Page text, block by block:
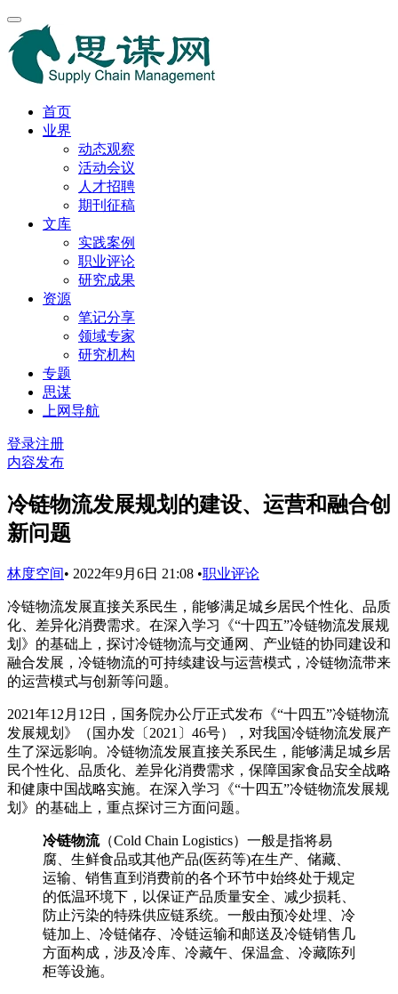
首页
业界
动态观察
活动会议
人才招聘
期刊征稿
文库
实践案例
职业评论
研究成果
资源
笔记分享
领域专家
研究机构
专题
思谋
上网导航
登录注册
内容发布
冷链物流发展规划的建设、运营和融合创
新问题
林度空间• 2022年9月6日 21:08 •职业评论
冷链物流发展直接关系民生，能够满足城乡居民个性化、品质
化、差异化消费需求。在深入学习《“十四五”冷链物流发展规
划》的基础上，探讨冷链物流与交通网、产业链的协同建设和
融合发展，冷链物流的可持续建设与运营模式，冷链物流带来
的运营模式与创新等问题。
2021年12月12日，国务院办公厅正式发布《“十四五”冷链物流
发展规划》（国办发〔2021〕46号），对我国冷链物流发展产
生了深远影响。冷链物流发展直接关系民生，能够满足城乡居
民个性化、品质化、差异化消费需求，保障国家食品安全战略
和健康中国战略实施。在深入学习《“十四五”冷链物流发展规
划》的基础上，重点探讨三方面问题。
冷链物流（Cold Chain Logistics）一般是指将易
腐、生鲜食品或其他产品(医药等)在生产、储藏、
运输、销售直到消费前的各个环节中始终处于规定
的低温环境下，以保证产品质量安全、减少损耗、
防止污染的特殊供应链系统。一般由预冷处埋、冷
链加上、冷链储存、冷链运输和邮送及冷链销售几
方面构成，涉及冷库、冷藏午、保温盒、冷藏陈列
柜等设施。